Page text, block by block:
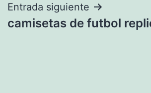
Entrada siguiente
camisetas de futbol